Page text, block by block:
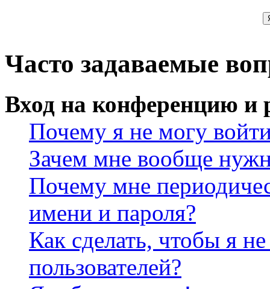
Часто задаваемые
Вход на конференцию и
Почему я не могу
Зачем мне вообще
Почему мне
имени и пароля?
Как сделать, чтобы я
пользователей?